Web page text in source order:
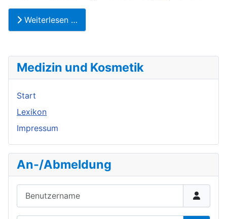
Weiterlesen …
Medizin und Kosmetik
Start
Lexikon
Impressum
An-/Abmeldung